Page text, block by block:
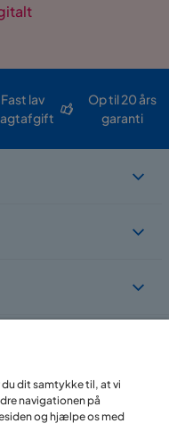
Fast lav
Op til 20 års
garanti
lande
dit samtykke til, at vi
navigationen på
og hjælpe os med